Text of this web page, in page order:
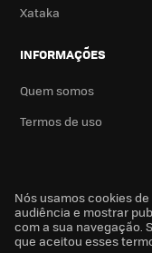
Xataka
INFORMAÇÕES
Quem somos
Termos de uso
Nós usamos cookies
audiência e mostrar
com a sua navegação.
que aceitou esses